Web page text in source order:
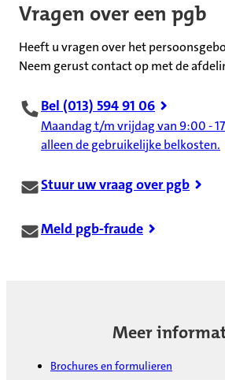
Vragen over een pgb
Heeft u vragen over het
Neem gerust contact op met de
Bel (013) 594 91 06
Maandag t/m vrijdag van 9:00 -
alleen de gebruikelijke belkosten.
Stuur uw vraag over pgb
Meld pgb-fraude
Meer
Brochures en formulieren